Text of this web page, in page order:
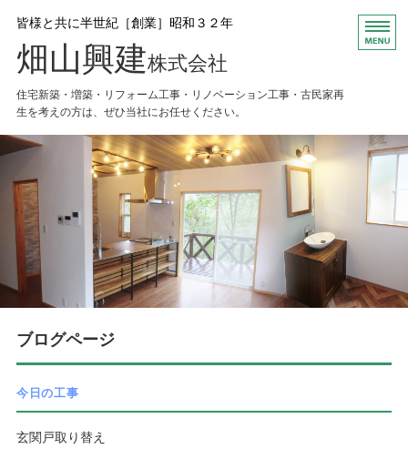
皆様と共に半世紀［創業］昭和３２年
畑山興建株式会社
住宅新築・増築・リフォーム工事・リノベーション工事・古民家再
生を考えの方は、ぜひ当社にお任せください。
HOME
お知らせ
会社概要
Ｑ＆Ａ
お問い合わせ
ブログページ
今日の工事
玄関戸取り替え